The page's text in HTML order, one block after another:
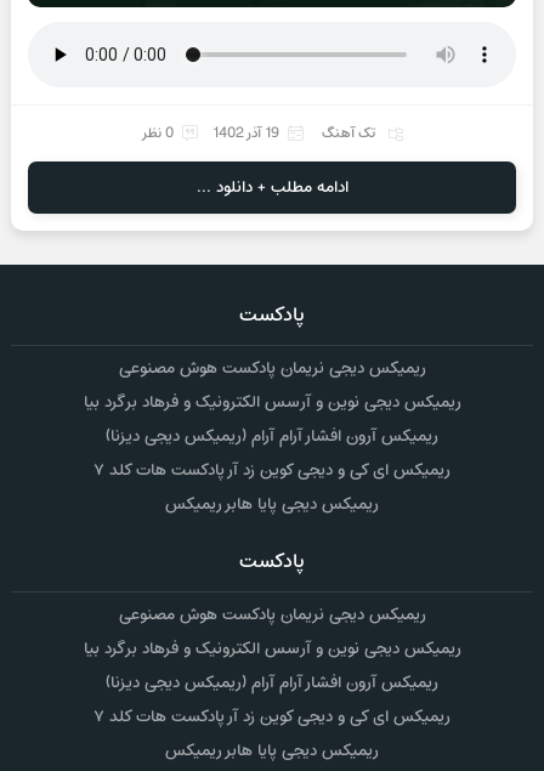
تک آهنگ 19 آذر 1402 0 نظر
ادامه مطلب + دانلود ...
پادکست
ریمیکس دیجی نریمان پادکست هوش مصنوعی
ریمیکس دیجی نوین و آرسس الکترونیک و فرهاد برگرد بیا
ریمیکس آرون افشار آرام آرام (ریمیکس دیجی دیزنا)
ریمیکس ای کی و دیجی کوین زد آر پادکست هات کلد ۷
ریمیکس دیجی پایا هابر ریمیکس
پادکست
ریمیکس دیجی نریمان پادکست هوش مصنوعی
ریمیکس دیجی نوین و آرسس الکترونیک و فرهاد برگرد بیا
ریمیکس آرون افشار آرام آرام (ریمیکس دیجی دیزنا)
ریمیکس ای کی و دیجی کوین زد آر پادکست هات کلد ۷
ریمیکس دیجی پایا هابر ریمیکس